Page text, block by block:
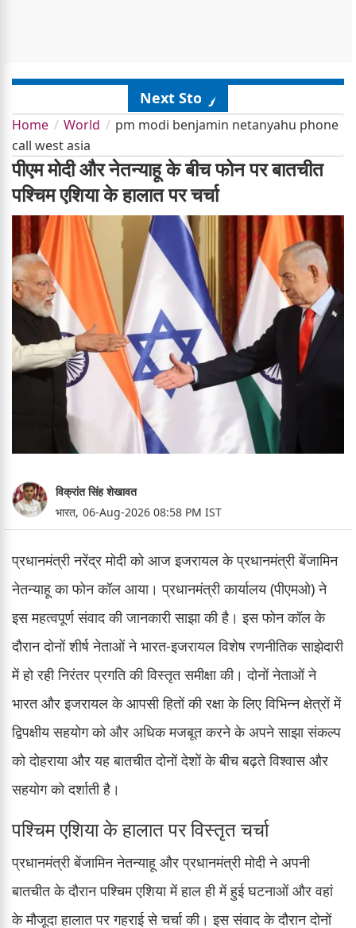
Next Story
Home World
pm modi benjamin netanyahu phone
call west asia
पीएम मोदी और नेतन्याहू के बीच फोन पर बातचीत
पश्चिम एशिया के हालात पर चर्चा
विक्रांत सिंह शेखावत
भारत, 06-Aug-2026 08:58 PM IST
प्रधानमंत्री नरेंद्र मोदी को आज इजरायल के प्रधानमंत्री बेंजामिन
नेतन्याहू का फोन कॉल आया। प्रधानमंत्री कार्यालय (पीएमओ) ने
इस महत्वपूर्ण संवाद की जानकारी साझा की है। इस फोन कॉल के
दौरान दोनों शीर्ष नेताओं ने भारत-इजरायल विशेष रणनीतिक साझेदारी
में हो रही निरंतर प्रगति की विस्तृत समीक्षा की। दोनों नेताओं ने
भारत और इजरायल के आपसी हितों की रक्षा के लिए विभिन्न क्षेत्रों में
द्विपक्षीय सहयोग को और अधिक मजबूत करने के अपने साझा संकल्प
को दोहराया और यह बातचीत दोनों देशों के बीच बढ़ते विश्वास और
सहयोग को दर्शाती है।
पश्चिम एशिया के हालात पर विस्तृत चर्चा
प्रधानमंत्री बेंजामिन नेतन्याहू और प्रधानमंत्री मोदी ने अपनी
बातचीत के दौरान पश्चिम एशिया में हाल ही में हुई घटनाओं और वहां
के मौजूदा हालात पर गहराई से चर्चा की। इस संवाद के दौरान दोनों